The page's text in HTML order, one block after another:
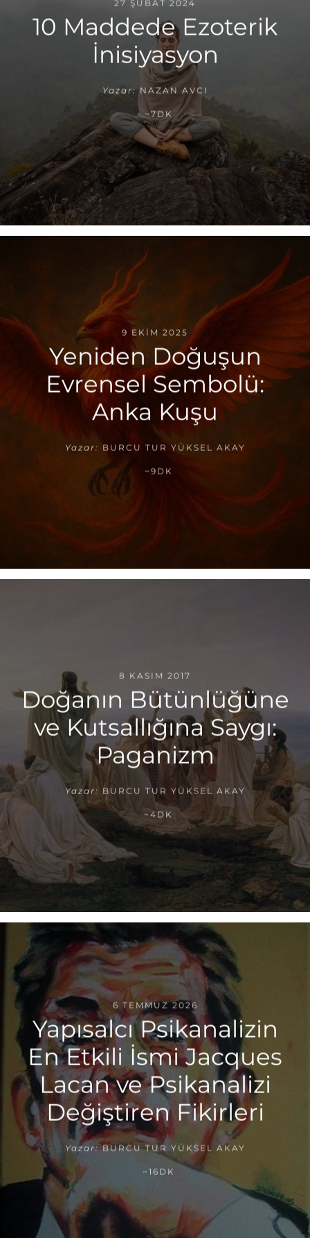
27 ŞUBAT 2024
10 Maddede Ezoterik
İnisiyasyon
Yazar: NAZAN AVCI
~7DK
9 EKIM 2025
Yeniden Doğuşun
Evrensel Sembolü:
Anka Kuşu
Yazar: BURCU TUR YÜKSEL AKAY
~9DK
8 KASIM 2017
Doğanın Bütünlüğüne
ve Kutsallığına Saygı:
Paganizm
Yazar: BURCU TUR YÜKSEL AKAY
~4DK
6 TEMMUZ 2026
Yapısalcı Psikanalizin
En Etkili İsmi Jacques
Lacan ve Psikanalizi
Değiştiren Fikirleri
Yazar: BURCU TUR YÜKSEL AKAY
~16DK